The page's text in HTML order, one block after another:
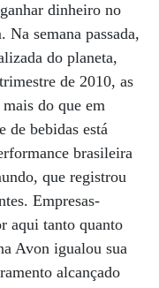
dinheiro no
semana passada,
do planeta,
de 2010, as
do que em
de bebidas está
brasileira
que registrou
Empresas-
aqui tanto quanto
Avon igualou sua
alcançado